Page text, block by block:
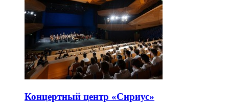
Концертный центр «Сириус»